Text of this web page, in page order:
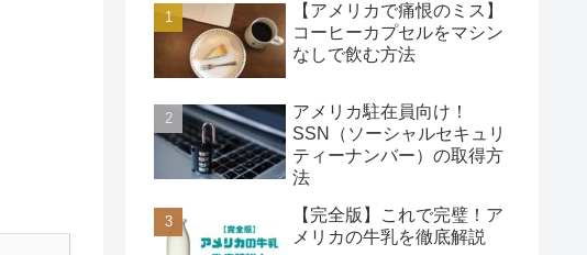
【アメリカで痛恨のミス】
コーヒーカプセルをマシン
なしで飲む方法
アメリカ駐在員向け！
SSN（ソーシャルセキュリ
ティーナンバー）の取得方
法
【完全版】これで完璧！ア
メリカの牛乳を徹底解説